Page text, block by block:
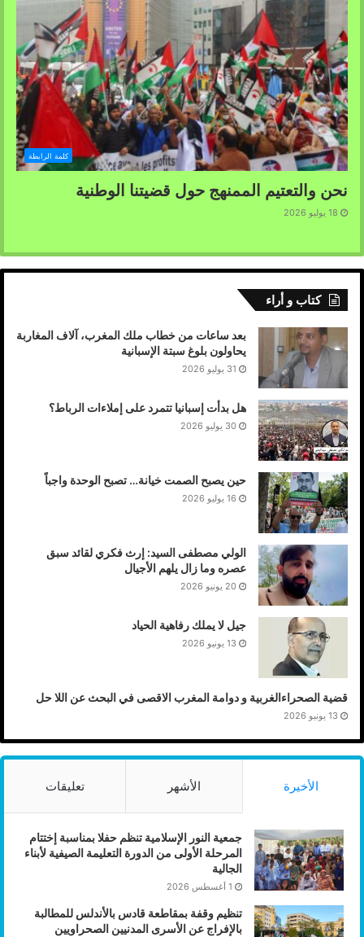
كلمة الرابطة
نحن والتعتيم الممنهج حول قضيتنا الوطنية
18 يوليو 2026
كتاب و أراء
بعد ساعات من خطاب ملك المغرب، آلاف المغاربة
يحاولون بلوغ سبتة الإسبانية
31 يوليو 2026
هل بدأت إسبانيا تتمرد على إملاءات الرباط؟
30 يوليو 2026
حين يصبح الصمت خيانة… تصبح الوحدة واجباً
16 يوليو 2026
الولي مصطفى السيد: إرث فكري لقائد سبق
عصره وما زال يلهم الأجيال
20 يونيو 2026
جيل لا يملك رفاهية الحياد
13 يونيو 2026
قضية الصحراءالغربية و دوامة المغرب الاقصى في البحث عن اللا حل
13 يونيو 2026
الأخيرة الأشهر تعليقات
جمعية النور الإسلامية تنظم حفلا بمناسبة إختتام
المرحلة الأولى من الدورة التعليمة الصيفية لأبناء
الجالية
1 أغسطس 2026
تنظيم وقفة بمقاطعة قادس بالأندلس للمطالبة
بالإفراج عن الأسرى المدنيين الصحراويين